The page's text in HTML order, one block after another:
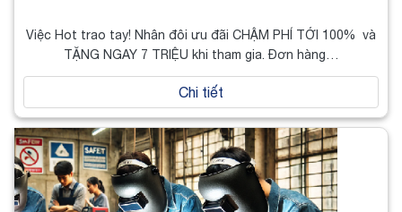
Việc Hot trao tay! Nhân đôi ưu đãi CHẬM PHÍ TỚI 100% và
TẶNG NGAY 7 TRIỆU khi tham gia. Đơn hàng…
Chi tiết